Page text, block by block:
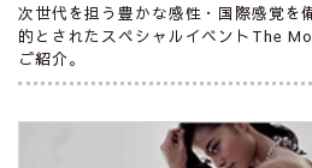
次世代を担う豊かな感性・国際感覚を
的とされたスペシャルイベントThe
ご紹介。